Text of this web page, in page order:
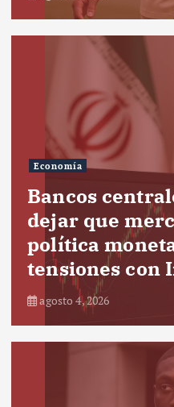
Economía
Bancos
dejar que
política
tensiones con
agosto 4, 2026